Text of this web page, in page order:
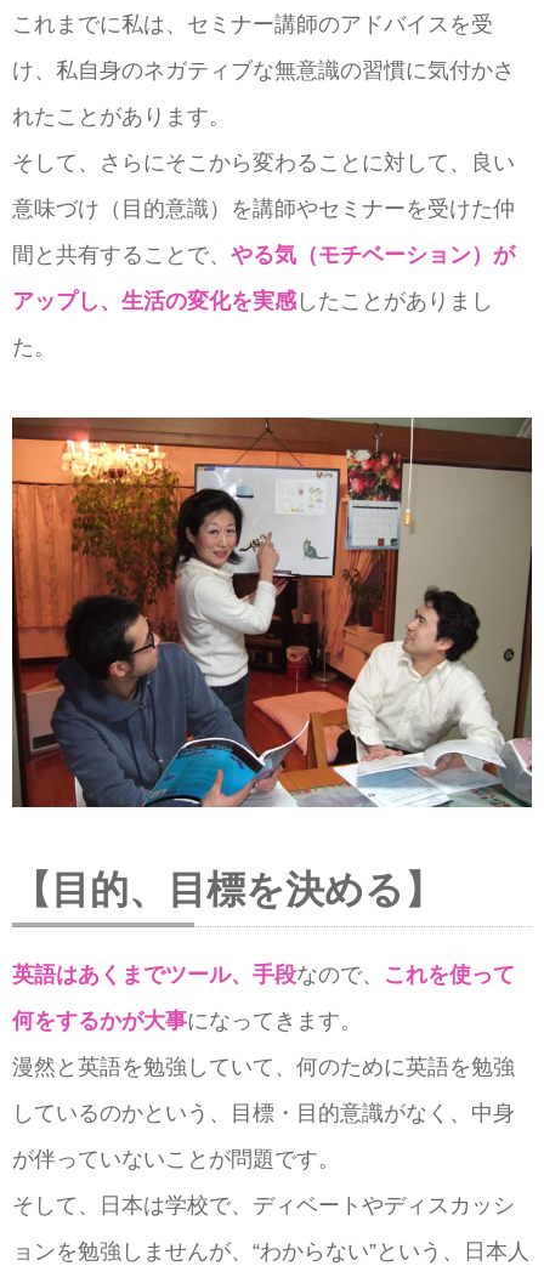
これまでに私は、セミナー講師のアドバイスを受
け、私自身のネガティブな無意識の習慣に気付かさ
れたことがあります。
そして、さらにそこから変わることに対して、良い
意味づけ（目的意識）を講師やセミナーを受けた仲
間と共有することで、 やる気（モチベーション）が
アップし、生活の変化を実感したことがありまし
た。
【目的、目標を決める】
英語はあくまでツール、手段なので、 これを使って
何をするかが大事になってきます。
漫然と英語を勉強していて、何のために英語を勉強
しているのかという、目標・目的意識がなく、中身
が伴っていないことが問題です。
そして、日本は学校で、ディベートやディスカッシ
ョンを勉強しませんが、“わからない”という、日本人